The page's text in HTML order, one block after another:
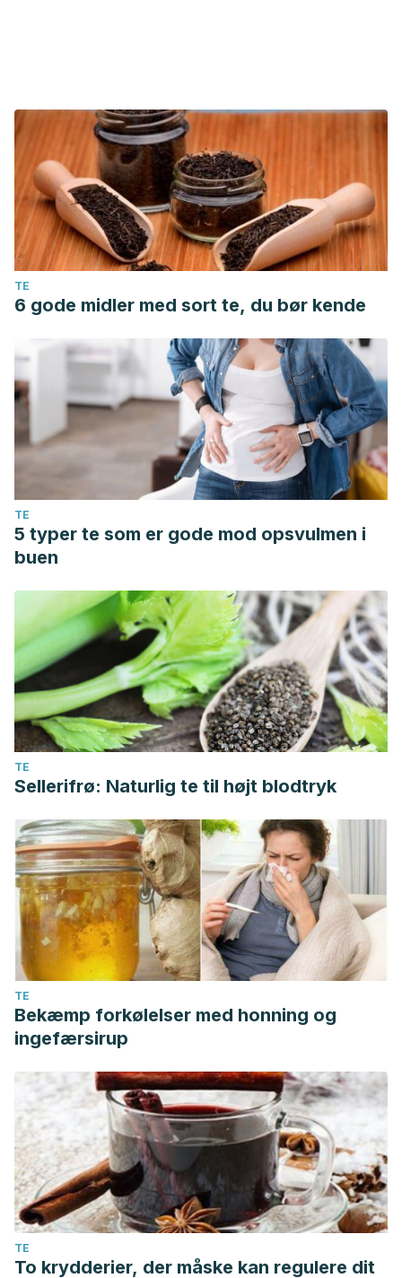
TE
6 gode midler med sort te, du bør kende
TE
5 typer te som er gode mod opsvulmen i
buen
TE
Sellerifrø: Naturlig te til højt blodtryk
TE
Bekæmp forkølelser med honning og
ingefærsirup
TE
To krydderier, der måske kan regulere dit